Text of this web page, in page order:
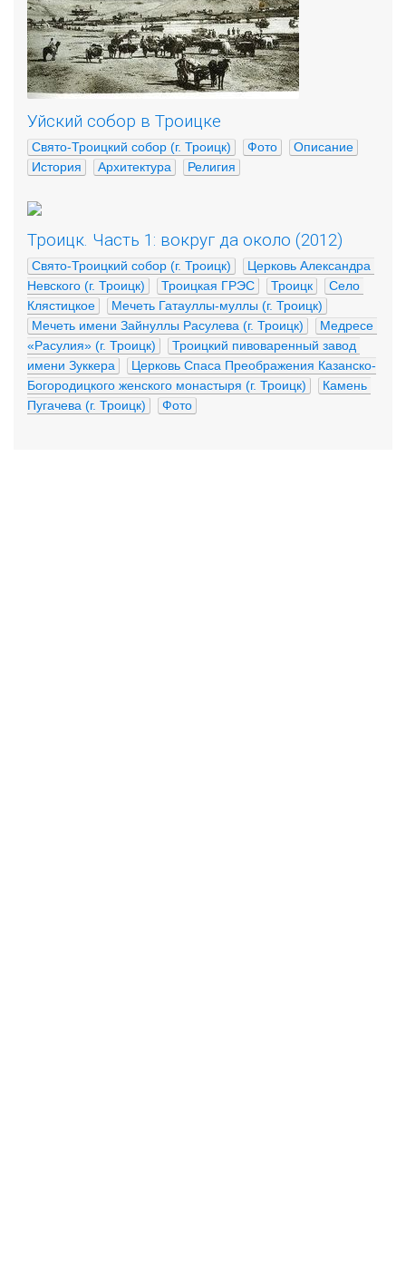
Уйский собор в Троицке
Свято-Троицкий собор (г. Троицк) Фото
Описание
История
Архитектура Религия
Троицк. Часть 1: вокруг да около (2012)
Свято-Троицкий собор (г. Троицк)
Церковь Александра
Невского (г. Троицк)
Троицкая ГРЭС Троицк
Село
Клястицкое
Мечеть Гатауллы-муллы (г. Троицк)
Мечеть имени Зайнуллы Расулева (г. Троицк)
Медресе
«Расулия» (г. Троицк)
Троицкий пивоваренный завод
имени Зуккера
Церковь Спаса Преображения Казанско-
Богородицкого женского монастыря (г. Троицк)
Камень
Пугачева (г. Троицк)
Фото